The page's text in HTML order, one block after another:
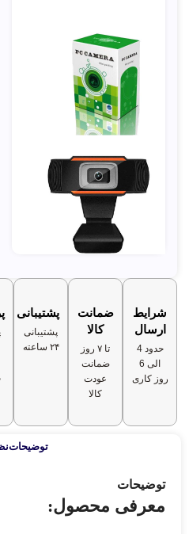
شرایط
ارسال
حدود 4
الی 6
روز کاری
ضمانت
کالا
تا ۷ روز
ضمانت
عودت
کالا
پشتیبانی
پشتیبانی
۲۴ ساعته
توضیحات
توضیحات
معرفی محصول: